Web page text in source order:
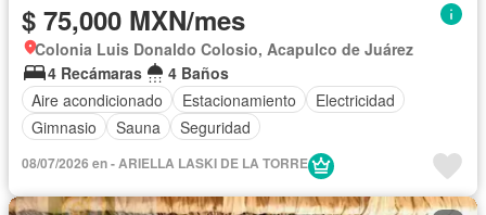
$ 75,000 MXN/mes
Colonia Luis Donaldo Colosio, Acapulco de Juárez
4 Recámaras
4 Baños
Aire acondicionado
Estacionamiento
Electricidad
Gimnasio
Sauna Seguridad
08/07/2026 en - ARIELLA LASKI DE LA TORRE